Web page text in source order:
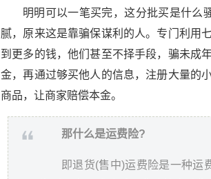
明明可以一笔买完，这分批买是什么
腻，原来这是靠骗保谋利的人。专门利用
到更多的钱，他们甚至不择手段，骗未成
金，再通过够买他人的信息，注册大量的
商品，让商家赔偿本金。
那什么是运费险?
即退货(售中)运费险是一种运